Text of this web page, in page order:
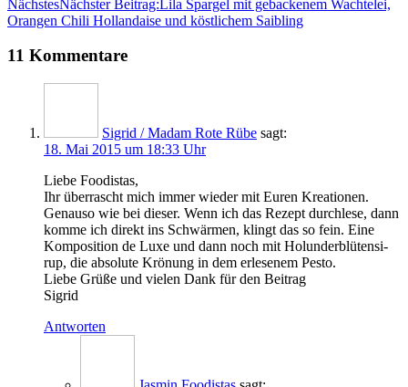
NächstesNächster Beitrag:Lila Spargel mit gebackenem Wachtelei,
Orangen Chili Hollandaise und köstlichem Saibling
11 Kommentare
Sigrid / Madam Rote Rübe sagt:
18. Mai 2015 um 18:33 Uhr
Lie­be Foodistas,
Ihr über­rascht mich immer wie­der mit Euren Krea­tio­nen.
Genau­so wie bei die­ser. Wenn ich das Rezept durch­le­se, dann
kom­me ich direkt ins Schwär­men, klingt das so fein. Eine
Kom­po­si­ti­on de Luxe und dann noch mit Holun­der­blü­ten­si­
rup, die abso­lu­te Krö­nung in dem erle­se­nem Pesto.
Lie­be Grü­ße und vie­len Dank für den Beitrag
Sigrid
Antworten